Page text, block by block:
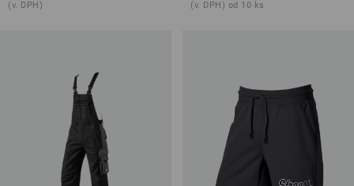
(v. DPH) (v. DPH) od 10 ks